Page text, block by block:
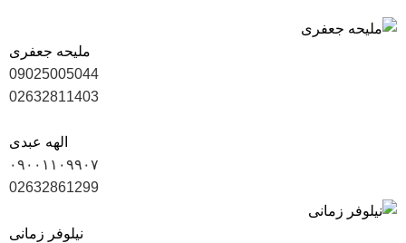
ملیحه جعفری
09025005044
02632811403
الهه عبدی
۰۹۰۰۱۱۰۹۹۰۷
02632861299
نیلوفر زمانی